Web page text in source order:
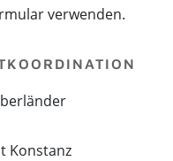
verwenden.
Konstanz